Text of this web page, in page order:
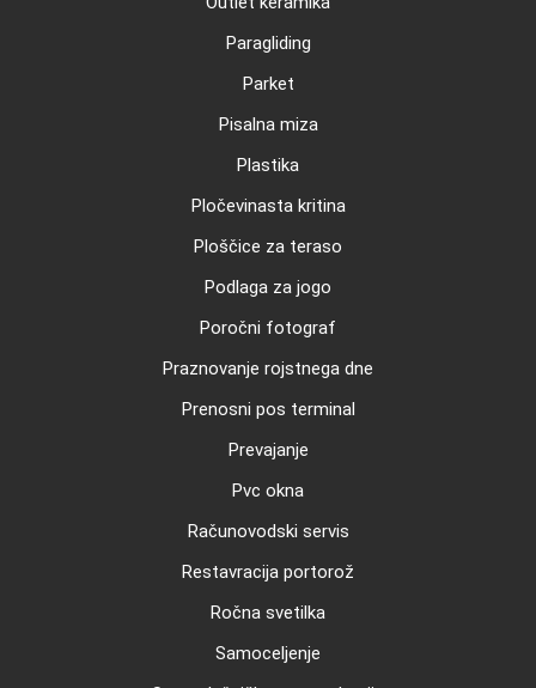
Paragliding
Parket
Pisalna miza
Plastika
Pločevinasta kritina
Ploščice za teraso
Podlaga za jogo
Poročni fotograf
Praznovanje rojstnega dne
Prenosni pos terminal
Prevajanje
Pvc okna
Računovodski servis
Restavracija portorož
Ročna svetilka
Samoceljenje